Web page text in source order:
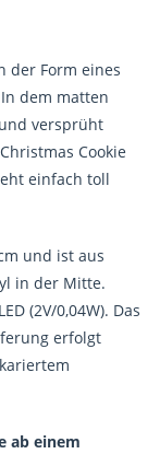
der Form eines
dem matten
versprüht
Cookie
einfach toll
und ist aus
in der Mitte.
(2V/0,04W). Das
erfolgt
ab einem